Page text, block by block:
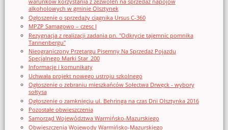
alkoholowych w gminie Olsztynek
Ogłoszenie o sprzedaży ciągnika Ursus C-360
MPZP Samagowo – czesc I
Rezygnacja z realizacji zadania pn. "Odkrycie tajemnic pomnika
Tannenbergu"
Nieograniczony Przetargu Pisemny Na Sprzedaż Pojazdu
Specjalnego Marki Star_200
Informacje i komunikaty
Uchwała projekt nowego ustroju szkolnego
Ogłoszenie o zebraniu mieszkańców Sołectwa Drwęck - wybory
sołtysa
Ogłoszenie o zamknięciu ul. Behringa na czas Dni Olsztynka 2016
Pozostałe obwieszczenia
Samorząd Województwa Warmińsko-Mazurskiego
Obwieszczenia Wojewody Warmińsko-Mazurskiego